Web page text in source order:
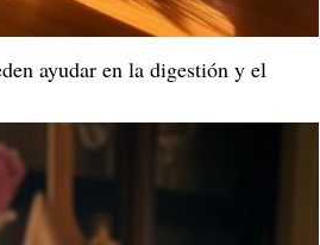
ayudar en la digestión y el